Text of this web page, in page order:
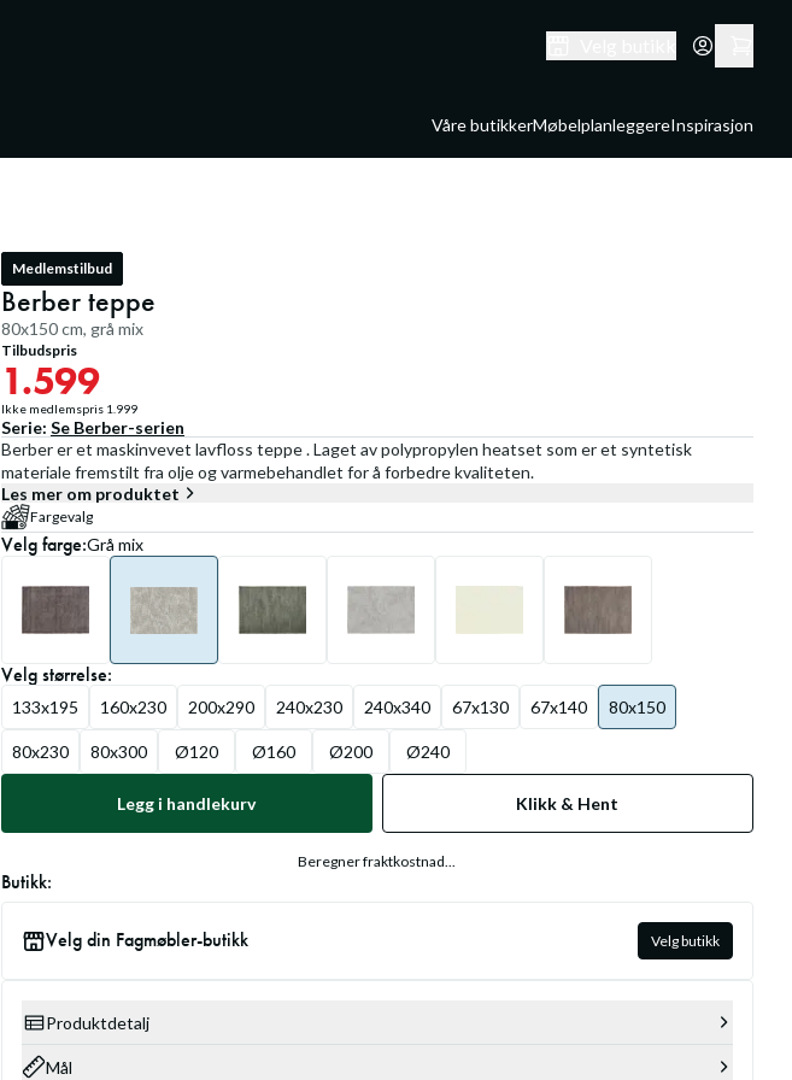
Våre butikkerMøbelplanleggereInspirasjon
Medlemstilbud
Berber teppe
80x150 cm, grå mix
Tilbudspris
1.599
Ikke medlemspris 1.999
Serie: Se Berber-serien
Berber er et maskinvevet lavfloss teppe . Laget av polypropylen heatset som er et syntetisk
materiale fremstilt fra olje og varmebehandlet for å forbedre kvaliteten.
Les mer om produktet
Fargevalg
Velgfarge:Grå mix
Velgstørrelse:
133x195 160x230 200x290 240x230 240x340 67x130 67x140 80x150
80x230 80x300 Ø120 Ø160 Ø200 Ø240
Legg i handlekurv Klikk & Hent
Beregner fraktkostnad...
Butikk:
Velg din Fagmøbler-butikk Velg butikk
Produktdetalj
Mål